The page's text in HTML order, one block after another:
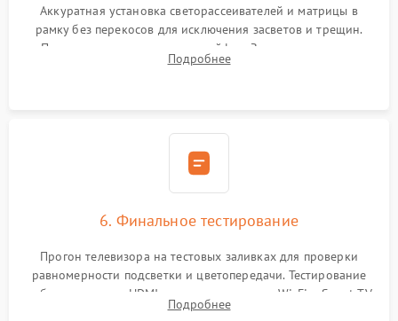
Аккуратная установка светорассеивателей и матрицы в
рамку без перекосов для исключения засветов и трещин.
Подключение внутренних шлейфов. Закрытие корпуса.
Сброс настроек и обновление программного обеспечения.
Подробнее
6. Финальное тестирование
Прогон телевизора на тестовых заливках для проверки
равномерности подсветки и цветопередачи. Тестирование
работы разъемов HDMI, динамиков, модуля Wi-Fi и Smart TV
в рабочем режиме в течение нескольких часов.
Подробнее